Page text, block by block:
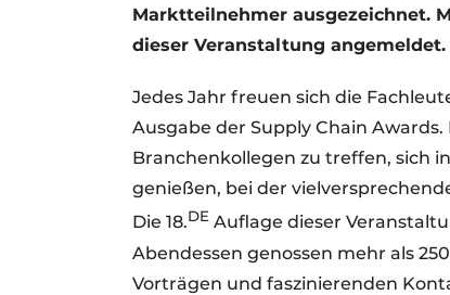
Marktteilnehmer ausgezeichnet.
dieser Veranstaltung
Jedes Jahr freuen sich die
Ausgabe der Supply Chain
Branchenkollegen zu treffen, sich
genießen, bei der
Die 18.DE Auflage dieser
Abendessen genossen mehr als
Vorträgen und faszinierenden